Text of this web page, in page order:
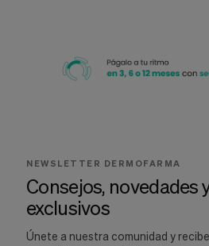
NEWSLETTER DERMOFARMA
Consejos, novedades
exclusivos
Únete a nuestra comunidad y